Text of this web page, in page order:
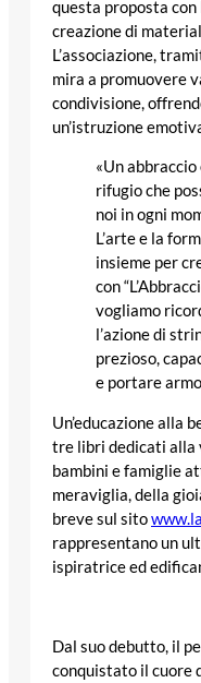
questa proposta con
creazione di
L’associazione,
mira a promuovere
condivisione,
un’istruzione
«Un
rifugio che
noi in ogni
L’arte e la
insieme per
con
vogliamo
l’azione di
prezioso,
e portare
Un’educazione alla
tre libri dedicati alla
bambini e famiglie
meraviglia, della
breve sul sito
rappresentano un
ispiratrice ed
Dal suo debutto, il
conquistato il cuore